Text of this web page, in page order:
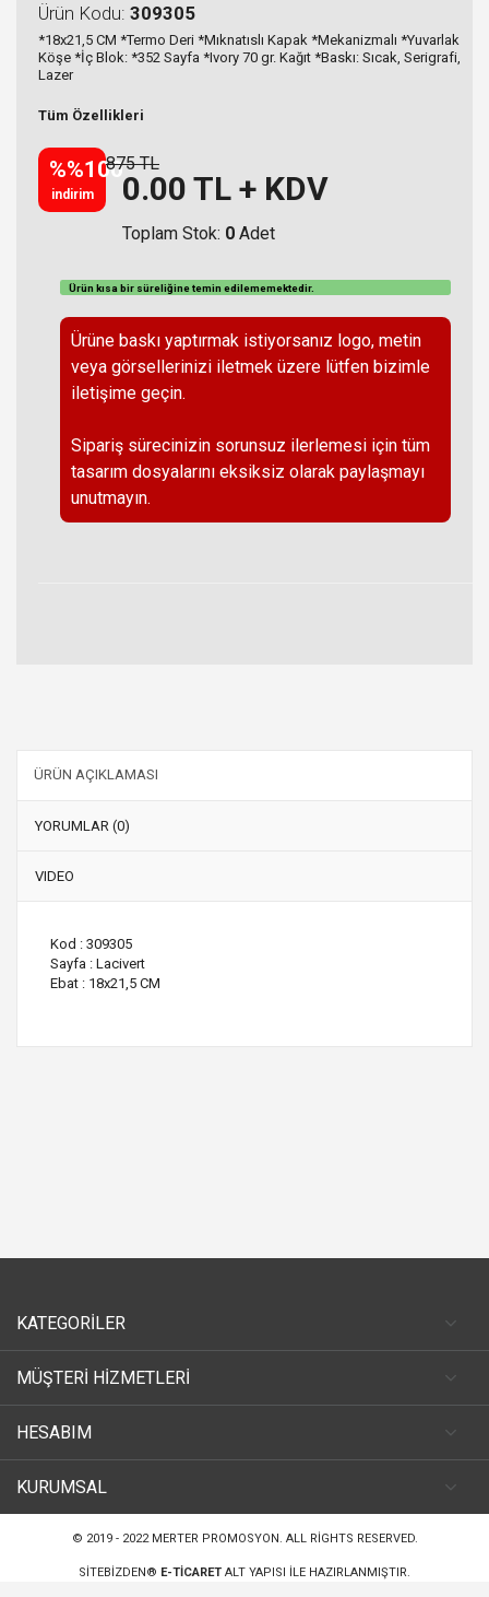
Ürün Kodu: 309305
*18x21,5 CM *Termo Deri *Mıknatıslı Kapak *Mekanizmalı *Yuvarlak
Köşe *İç Blok: *352 Sayfa *Ivory 70 gr. Kağıt *Baskı: Sıcak, Serigrafi,
Lazer
Tüm Özellikleri
%%100
indirim
875 TL
0.00 TL + KDV
Toplam Stok: 0 Adet
Ürün kısa bir süreliğine temin edilememektedir.
Ürüne baskı yaptırmak istiyorsanız logo, metin
veya görsellerinizi iletmek üzere lütfen bizimle
iletişime geçin.
Sipariş sürecinizin sorunsuz ilerlemesi için tüm
tasarım dosyalarını eksiksiz olarak paylaşmayı
unutmayın.
ÜRÜN AÇIKLAMASI
YORUMLAR (0)
VIDEO
Kod : 309305
Sayfa : Lacivert
Ebat : 18x21,5 CM
KATEGORİLER
MÜŞTERİ HİZMETLERİ
HESABIM
KURUMSAL
© 2019 - 2022 MERTER PROMOSYON. ALL RIGHTS RESERVED.
SITEBIZDEN® E-TICARET ALT YAPISI ILE HAZIRLANMIŞTIR.